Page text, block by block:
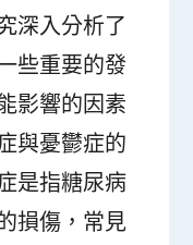
深入分析了
些重要的發
影響的因素
與憂鬱症的
是指糖尿病
損傷，常見